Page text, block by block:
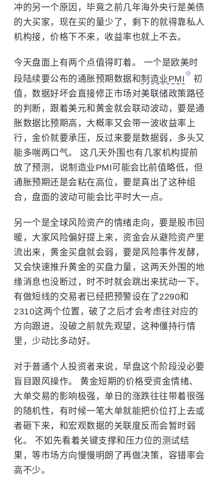
冲的另一个原因，毕竟之前几年海外央行是美债
的大买家，现在买的量少了，剩下的就得靠私人
机构接，价格下不来，收益率也就上不去。
今天盘面上有两个点值得盯着。 一个是欧美时
段陆续要公布的通胀预期数据和制造业PMI
初
值，数据好坏会直接修正市场对美联储政策路径
的判断，跟着美元和黄金就会联动波动，要是通
胀数据比预期高，大概率又会带一波收益率上
行，金价就要承压，反过来要是数据弱，多头又
能多喘两口气。 这几天外围也有几家机构提前
放了预测，说制造业PMI可能会比前值略低，但
通胀预期还是会粘在高位，要是真出了这种组
合，盘面的波动可能会比平时大一点。
另一个是全球风险资产的情绪走向，要是股市回
暖，大家风险偏好提上来，资金会从避险资产里
流出来，黄金买盘就会弱，要是风险事件发酵，
又会快速推升黄金的买盘力量，这两天外围的地
缘消息也没断过，时不时就会跳出来扰动一下。
有做短线的交易者已经把预警设在了2290和
2310这两个位置，破了之后才会考虑往对应的
方向跟进，没破之前就先观望，这种僵持行情
里，少动比多动好。
对于普通个人投资者来说，早盘这个阶段没必要
盲目跟风操作。 黄金短期的价格受资金情绪、
大单交易的影响极强，单日的涨跌往往带着很强
的随机性，有时候一笔大单就能把价位打上去或
者砸下来，和宏观数据的关联度反而会暂时弱
化。 不如先看着关键支撑和压力位的测试结
果，等市场方向慢慢明朗了再做决策，容错率会
高不少。